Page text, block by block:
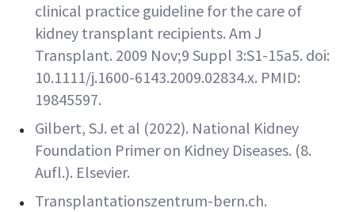
clinical practice guideline for the care of
kidney transplant recipients. Am J
Transplant. 2009 Nov;9 Suppl 3:S1-15a5. doi:
10.1111/j.1600-6143.2009.02834.x. PMID:
19845597.
Gilbert, SJ. et al (2022). National Kidney
Foundation Primer on Kidney Diseases. (8.
Aufl.). Elsevier.
Transplantationszentrum-bern.ch.